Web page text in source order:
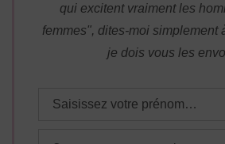
qui excitent vraiment les
femmes", dites-moi simplement
je dois vous les